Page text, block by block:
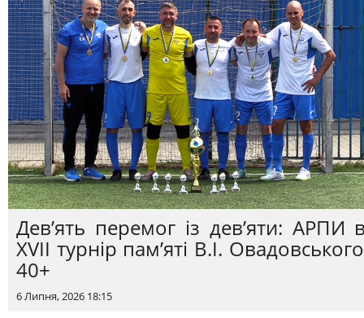
Дев’ять перемог із дев’яти: АРПИ
XVII турнір пам’яті В.I.
40+
6 Липня, 2026 18:15